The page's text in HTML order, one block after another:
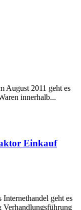
August 2011 geht es
innerhalb...
Einkauf
geht es
Verhandlungsführung